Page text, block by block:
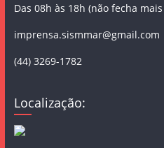
Das 08h às 18h (não fecha
imprensa.sismmar@gmail.com
(44) 3269-1782
Localização: